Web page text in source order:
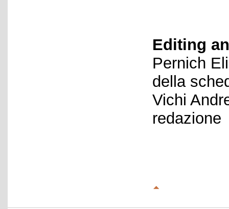
Editing
Pernich
della
Vichi
redazione